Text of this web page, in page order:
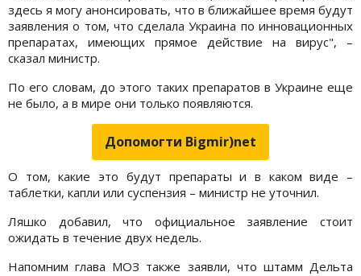
здесь я могу анонсировать, что в ближайшее время будут
заявления о том, что сделала Украина по инновационных
препаратах, имеющих прямое действие на вирус", –
сказал министр.
По его словам, до этого таких препаратов в Украине еще
не было, а в мире они только появляются.
Допомогти Bigmir)net
О том, какие это будут препараты и в каком виде –
таблетки, капли или суспензия – министр не уточнил.
Ляшко добавил, что официальное заявление стоит
ожидать в течение двух недель.
Напомним глава МОЗ также заявли, что штамм Дельта